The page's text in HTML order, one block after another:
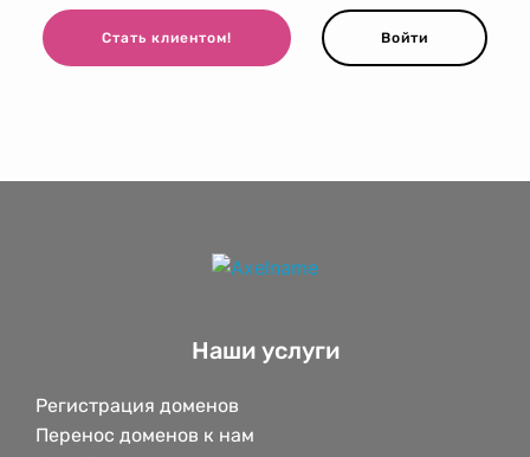
Стать клиентом! Войти
Наши услуги
Регистрация доменов
Перенос доменов к нам